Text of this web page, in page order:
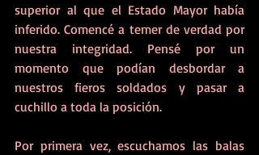
superior al que el Estado Mayor había
inferido. Comencé a temer de verdad por
nuestra integridad. Pensé por un
momento que podían desbordar a
nuestros fieros soldados y pasar a
cuchillo a toda la posición.
Por primera vez, escuchamos las balas